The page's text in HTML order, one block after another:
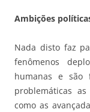
Ambições
Nada disto faz
fenômenos
humanas e são
problemáticas
como as